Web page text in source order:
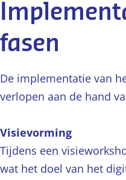
fasen
De implementatie van
verlopen aan de hand
Visievorming
Tijdens een
wat het doel van het